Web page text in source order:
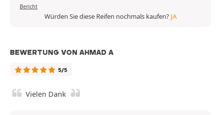
Bericht
Würden Sie diese Reifen nochmals kaufen? JA
BEWERTUNG VON AHMAD A
5/5
Vielen Dank